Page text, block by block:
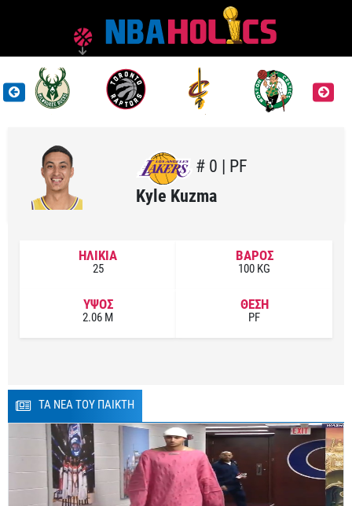
# 0 | PF
Kyle Kuzma
ΗΛΙΚΙΑ
25
ΒΑΡΟΣ
100 KG
ΥΨΟΣ
2.06 M
ΘΕΣΗ
PF
ΤΑ ΝΕΑ ΤΟΥ ΠΑΙΚΤΗ